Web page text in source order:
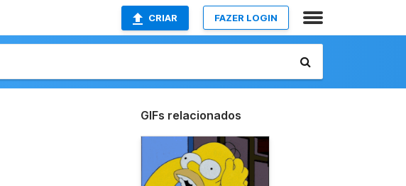
CRIAR FAZER LOGIN
GIFs relacionados